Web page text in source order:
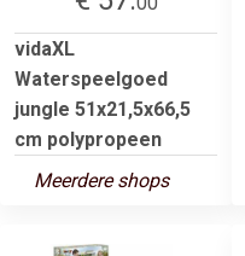
vidaXL
Waterspeelgoed
jungle 51x21,5x66,5
cm polypropeen
Meerdere shops